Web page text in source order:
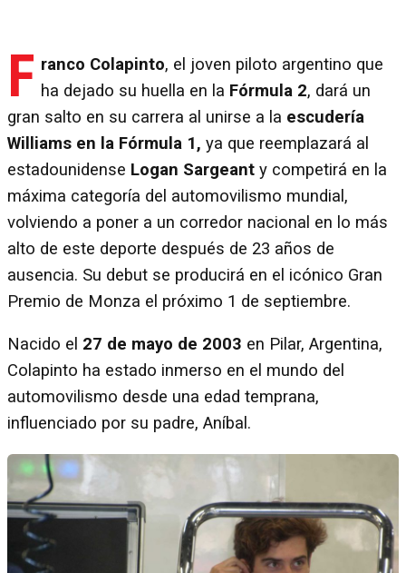
F ranco Colapinto, el joven piloto argentino que
ha dejado su huella en la Fórmula 2, dará un
gran salto en su carrera al unirse a la escudería
Williams en la Fórmula 1, ya que reemplazará al
estadounidense Logan Sargeant y competirá en la
máxima categoría del automovilismo mundial,
volviendo a poner a un corredor nacional en lo más
alto de este deporte después de 23 años de
ausencia. Su debut se producirá en el icónico Gran
Premio de Monza el próximo 1 de septiembre.
Nacido el 27 de mayo de 2003 en Pilar, Argentina,
Colapinto ha estado inmerso en el mundo del
automovilismo desde una edad temprana,
influenciado por su padre, Aníbal.